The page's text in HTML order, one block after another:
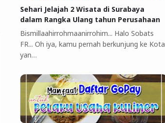
Sehari Jelajah 2 Wisata di Surabaya
dalam Rangka Ulang tahun Perusahaan
Bismillaahirrohmaanirrohim... Halo Sobats
FR... Oh iya, kamu pernah berkunjung ke Kota
yan…